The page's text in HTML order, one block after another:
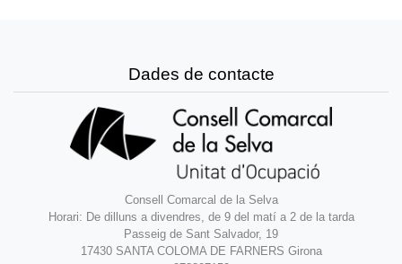
Dades de contacte
Consell Comarcal de la Selva
Horari: De dilluns a divendres, de 9 del matí a 2 de la tarda
Passeig de Sant Salvador, 19
17430 SANTA COLOMA DE FARNERS Girona